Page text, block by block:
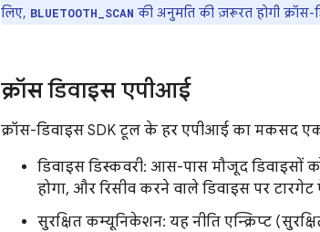
लिए, BLUETOOTH_SCAN की अनुमति की ज़रूरत होगी
क्रॉस डिवाइस एपीआई
क्रॉस-डिवाइस SDK टूल के हर एपीआई का मकसद
डिवाइस डिस्कवरी: आस-पास मौजूद
होगा, और रिसीव करने वाले डिवाइस पर
सुरक्षित कम्यूनिकेशन: यह नीति एन्क्रिप्ट